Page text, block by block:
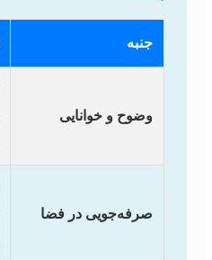
جنبه
وضوح و خوانایی
صرفه‌جویی در فضا